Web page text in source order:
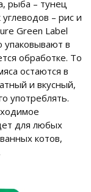
рыба – тунец
– рис и
Green Label
упаковывают в
обработке. То
остаются в
и вкусный,
употреблять.
для любых
котов,